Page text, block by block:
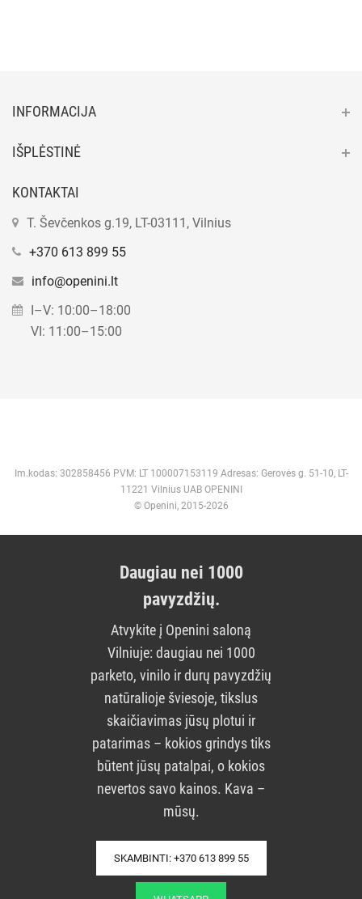
INFORMACIJA
IŠPLĖSTINĖ
KONTAKTAI
T. Ševčenkos g.19, LT-03111, Vilnius
+370 613 899 55
info@openini.lt
I–V: 10:00–18:00
VI: 11:00–15:00
Im.kodas: 302858456 PVM: LT 100007153119 Adresas: Gerovės g. 51-10, LT-
11221 Vilnius UAB OPENINI
© Openini, 2015-2026
Daugiau nei 1000
pavyzdžių.
Atvykite į Openini saloną
Vilniuje: daugiau nei 1000
parketo, vinilo ir durų pavyzdžių
natūralioje šviesoje, tikslus
skaičiavimas jūsų plotui ir
patarimas – kokios grindys tiks
būtent jūsų patalpai, o kokios
nevertos savo kainos. Kava –
mūsų.
SKAMBINTI: +370 613 899 55